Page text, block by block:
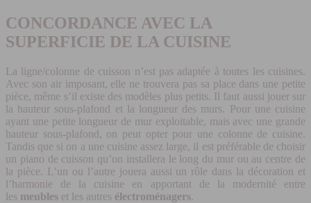
CONCORDANCE AVEC LA
SUPERFICIE DE LA CUISINE
La ligne/colonne de cuisson n’est pas adaptée à toutes les cuisines.
Avec son air imposant, elle ne trouvera pas sa place dans une petite
pièce, même s’il existe des modèles plus petits. Il faut aussi jouer sur
la hauteur sous-plafond et la longueur des murs. Pour une cuisine
ayant une petite longueur de mur exploitable, mais avec une grande
hauteur sous-plafond, on peut opter pour une colonne de cuisine.
Tandis que si on a une cuisine assez large, il est préférable de choisir
un piano de cuisson qu’on installera le long du mur ou au centre de
la pièce. L’un ou l’autre jouera aussi un rôle dans la décoration et
l’harmonie de la cuisine en apportant de la modernité entre
les meubles et les autres électroménagers.